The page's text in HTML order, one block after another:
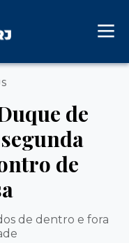
de
de
de dentro e fora